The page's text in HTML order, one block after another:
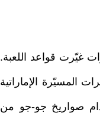
غيّرت قواعد اللعبة.
المسيّرة الإماراتية
صواريخ جو-جو من